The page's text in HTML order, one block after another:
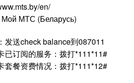
en/
МТС (Беларусь)
发送check balance到087011
已订阅的服务：拨打*111*11#
套餐资费情况：拨打*111*12#